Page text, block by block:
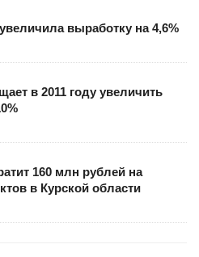
выработку на 4,6%
в 2011 году увеличить
160 млн рублей на
в Курской области